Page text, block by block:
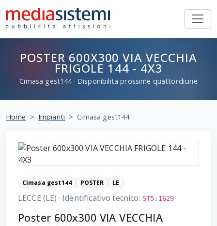
POSTER 600X300 VIA VECCHIA
FRIGOLE 144 - 4X3
Cimasa gest144· Disponibilita prossime quattordicine
Home Impianti Cimasa gest144
Cimasa gest144 POSTER LE
LECCE (LE) · Identificativo tecnico: ST5:1629
Poster 600x300 VIA VECCHIA